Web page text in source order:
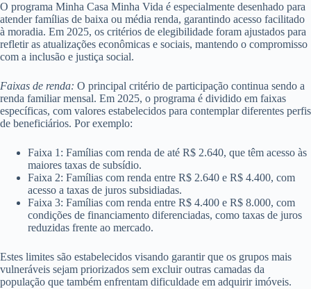
O programa Minha Casa Minha Vida é especialmente desenhado para
atender famílias de baixa ou média renda, garantindo acesso facilitado
à moradia. Em 2025, os critérios de elegibilidade foram ajustados para
refletir as atualizações econômicas e sociais, mantendo o compromisso
com a inclusão e justiça social.
Faixas de renda: O principal critério de participação continua sendo a
renda familiar mensal. Em 2025, o programa é dividido em faixas
específicas, com valores estabelecidos para contemplar diferentes perfis
de beneficiários. Por exemplo:
Faixa 1: Famílias com renda de até R$ 2.640, que têm acesso às
maiores taxas de subsídio.
Faixa 2: Famílias com renda entre R$ 2.640 e R$ 4.400, com
acesso a taxas de juros subsidiadas.
Faixa 3: Famílias com renda entre R$ 4.400 e R$ 8.000, com
condições de financiamento diferenciadas, como taxas de juros
reduzidas frente ao mercado.
Estes limites são estabelecidos visando garantir que os grupos mais
vulneráveis sejam priorizados sem excluir outras camadas da
população que também enfrentam dificuldade em adquirir imóveis.